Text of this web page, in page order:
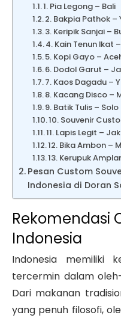
1. Pia Legong – Bali
2. Bakpia Pathok
3. Keripik Sanjai –
4. Kain Tenun Ikat
5. Kopi Gayo –
6. Dodol Garut –
7. Kaos Dagadu –
8. Kacang Disco –
9. Batik Tulis –
10. Souvenir
11. Lapis Legit –
12. Bika Ambon –
13. Kerupuk
Pesan Custom
Indonesia di Doran
Rekomendasi
Indonesia
Indonesia memiliki
tercermin dalam
Dari makanan
yang penuh filosofi,